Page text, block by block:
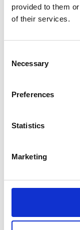
provided to them
of their services.
Selection
Necessary
Preferences
Statistics
Marketing
Small Talk
Small Talk